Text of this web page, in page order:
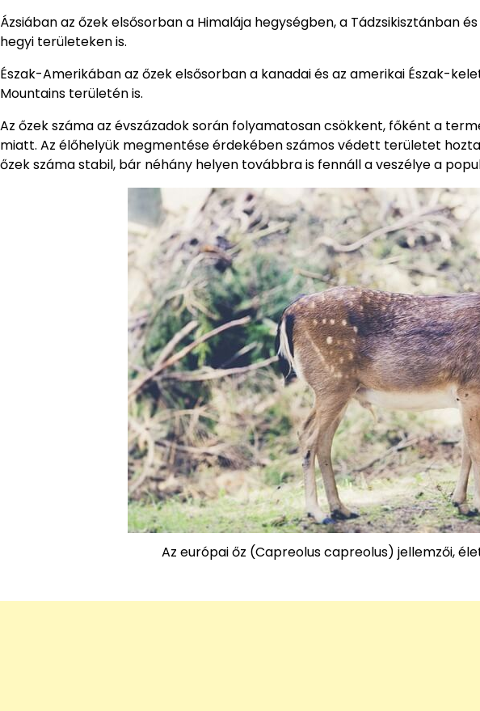
Ázsiában az őzek elsősorban a Himalája hegységben, a Tádzsikisztánban
hegyi területeken is.
Észak-Amerikában az őzek elsősorban a kanadai és az amerikai Észak-
Mountains területén is.
Az őzek száma az évszázadok során folyamatosan csökkent, főként a
miatt. Az élőhelyük megmentése érdekében számos védett területet
őzek száma stabil, bár néhány helyen továbbra is fennáll a veszélye a
Az európai őz (Capreolus capreolus) jellemzői,